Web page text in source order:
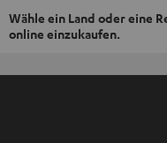
Wähle ein Land oder eine
online einzukaufen.